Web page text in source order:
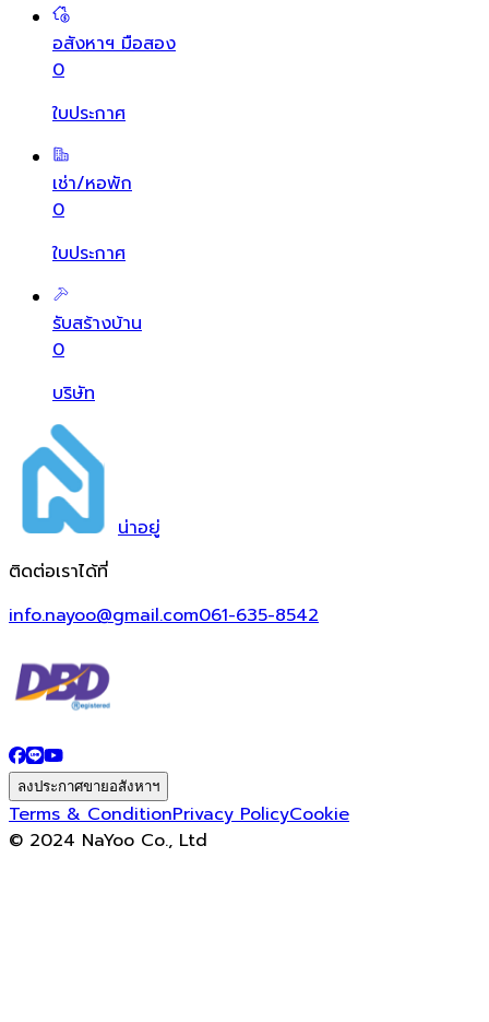
อสังหาฯ มือสอง
0
ใบประกาศ
เช่า/หอพัก
0
ใบประกาศ
รับสร้างบ้าน
0
บริษัท
น่าอยู่
ติดต่อเราได้ที่
info.nayoo@gmail.com061-635-8542
ลงประกาศขายอสังหาฯ
Terms & ConditionPrivacy PolicyCookie
© 2024 NaYoo Co., Ltd